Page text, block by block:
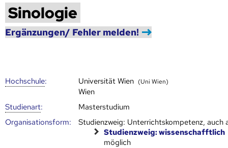
Sinologie
Ergänzungen/ Fehler melden!
Hoch­schule: Universität Wien (Uni Wien)
Wien
Studienart:
Masterstudium
Organisationsform:
Studienzweig: Unterrichtskompetenz, auch
Studienzweig: wissenschafftlich
möglich